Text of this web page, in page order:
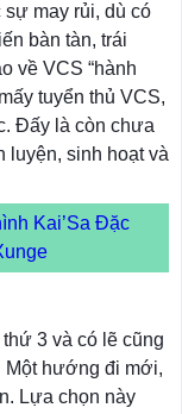
may rủi, dù có
bàn tàn, trái
về VCS “hành
tuyển thủ VCS,
Đấy là còn chưa
luyện, sinh hoạt và
Kai’Sa Đặc
3 và có lẽ cũng
Một hướng đi mới,
Lựa chọn này